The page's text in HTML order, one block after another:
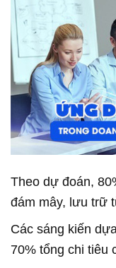
Theo dự đoán,
đám mây, lưu trữ
Các sáng kiến
70% tổng chi tiêu